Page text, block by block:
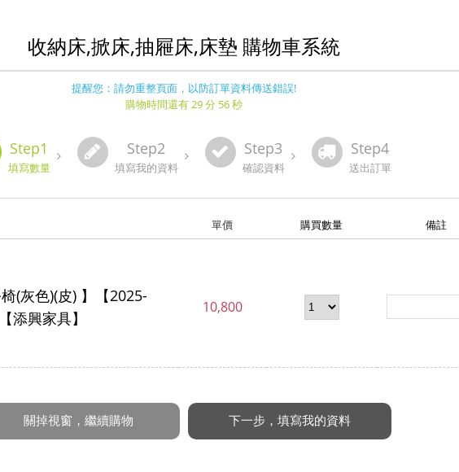
收納床,掀床,抽屜床,床墊 購物車系統
提醒您：請勿重整頁面，以防訂單資料傳送錯誤!
購物時間還有 29 分 56 秒
Step1
填寫數量
Step2
填寫我的資料
Step3
確認資料
Step4
送出訂單
單價 購買數量 備註
椅(灰色)(皮) 】【2025-
添興家具】
10,800